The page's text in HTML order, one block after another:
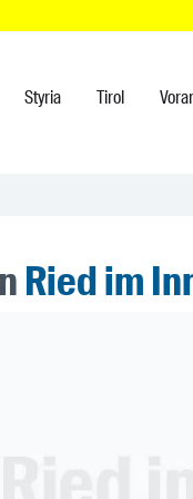
Styria Tirol
Ried im